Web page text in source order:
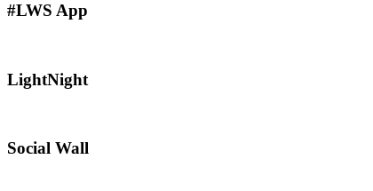
#LWS App
LightNight
Social Wall